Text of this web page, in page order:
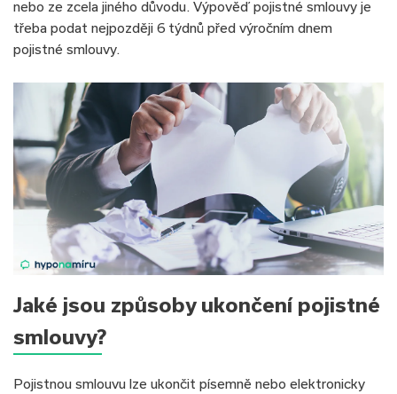
nebo ze zcela jiného důvodu. Výpověď pojistné smlouvy je
třeba podat nejpozději 6 týdnů před výročním dnem
pojistné smlouvy.
Jaké jsou způsoby ukončení pojistné
smlouvy?
Pojistnou smlouvu lze ukončit písemně nebo elektronicky